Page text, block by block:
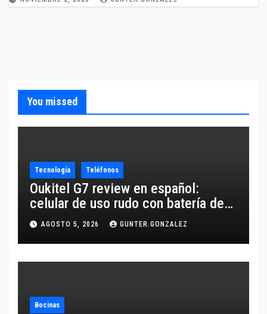
You missed
Tecnología Teléfonos
Oukitel G7 review en español:
celular de uso rudo con batería de
10,600 mAh
AGOSTO 5, 2026 GUNTER.GONZALEZ
Bocinas